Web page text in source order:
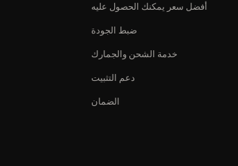
أفضل سعر يمكنك الحصول عليه
ضبط الجودة
خدمة الشحن والجمارك
دعم التثبيت
الضمان